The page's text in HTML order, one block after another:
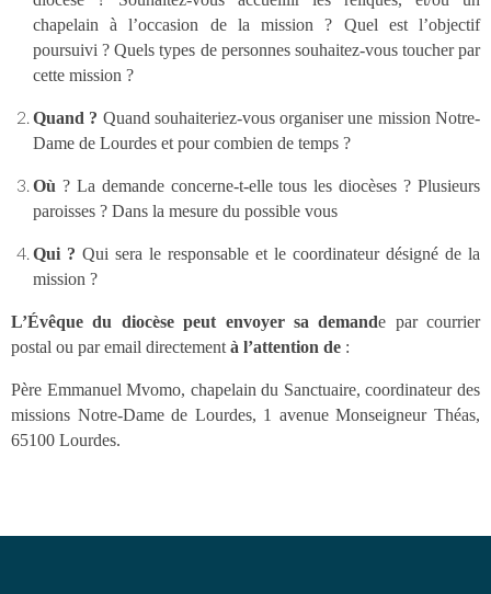
chapelain à l’occasion de la mission ? Quel est l’objectif
poursuivi ? Quels types de personnes souhaitez-vous toucher par
cette mission ?
Quand ? Quand souhaiteriez-vous organiser une mission Notre-
Dame de Lourdes et pour combien de temps ?
Où ? La demande concerne-t-elle tous les diocèses ? Plusieurs
paroisses ? Dans la mesure du possible vous
Qui ? Qui sera le responsable et le coordinateur désigné de la
mission ?
L’Évêque du diocèse peut envoyer sa demande par courrier
postal ou par email directementà l’attention de :
Père Emmanuel Mvomo, chapelain du Sanctuaire, coordinateur des
missions Notre-Dame de Lourdes, 1 avenue Monseigneur Théas,
65100 Lourdes.